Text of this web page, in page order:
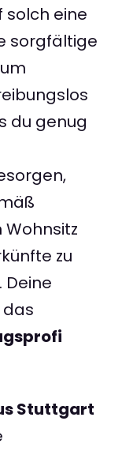
solch eine
sorgfältige
du genug
zu
Deine
Stuttgart